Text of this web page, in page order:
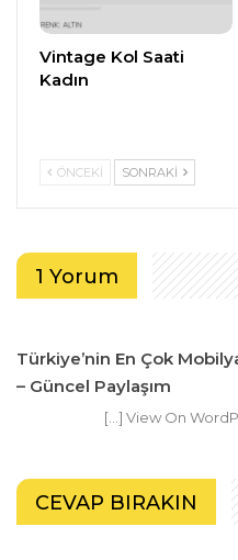
Vintage Kol Saati
Kadın
ÖNCEKI SONRAKI
1 Yorum
Türkiye’nin En Çok
– Güncel Paylaşım
[…] View On
CEVAP BIRAKIN